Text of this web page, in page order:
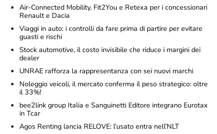
Air-Connected Mobility, Fit2You e Retexa per i concessionari
Renault e Dacia
Viaggi in auto: i controlli da fare prima di partire per evitare
guasti e rischi
Stock automotive, il costo invisibile che riduce i margini dei
dealer
UNRAE rafforza la rappresentanza con sei nuovi marchi
Noleggio veicoli, il mercato conferma il peso strategico: oltre
il 33%!
bee2link group Italia e Sanguinetti Editore integrano Eurotax
in Tcar
Agos Renting lancia RELOVE: l’usato entra nell’NLT